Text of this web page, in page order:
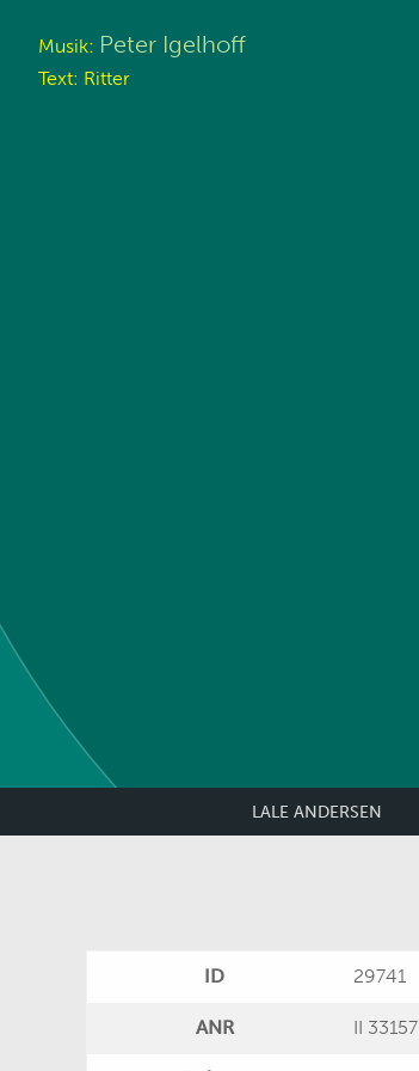
Musik: Peter Igelhoff
Text: Ritter
LALE ANDERSEN
ID 29741
ANR II 33157